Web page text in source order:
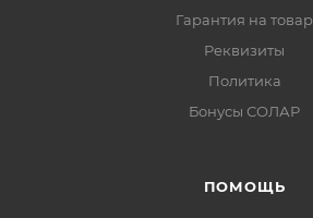
Гарантия на товар
Реквизиты
Политика
Бонусы СОЛАР
ПОМОЩЬ